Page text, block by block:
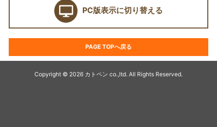
ショールーム
契約前に確認したい業者選びの7つのポイント
PC版表示に切り替える
PAGE TOPへ戻る
Copyright © 2026 カトペン co.,ltd. All Rights Reserved.